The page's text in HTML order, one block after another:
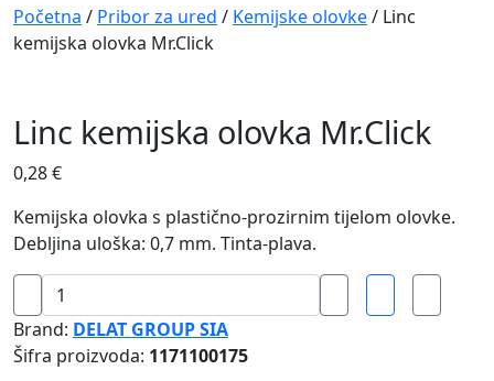
Navigation
Početna / Pribor za ured / Kemijske olovke/ Linc
kemijska olovka Mr.Click
Linc kemijska olovka Mr.Click
0,28€
Kemijska olovka s plastično-prozirnim tijelom olovke.
Debljina uloška: 0,7 mm. Tinta-plava.
Linc
kemijska
olovka
Mr.Click
Brand: DELAT GROUP SIA
Šifra proizvoda: 1171100175